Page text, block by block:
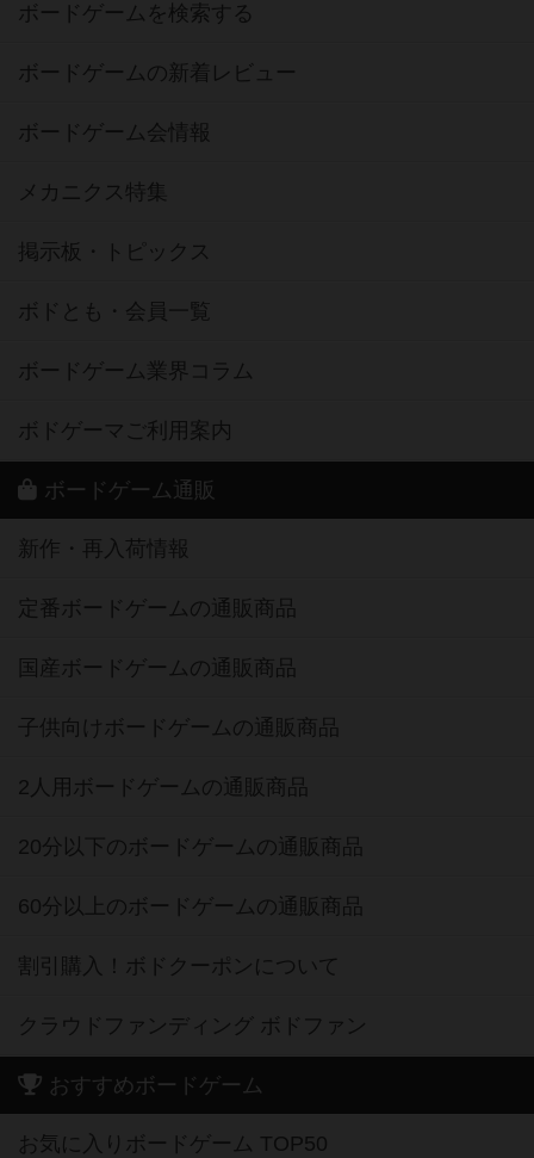
ボードゲームを検索する
ボードゲームの新着レビュー
ボードゲーム会情報
メカニクス特集
掲示板・トピックス
ボドとも・会員一覧
ボードゲーム業界コラム
ボドゲーマご利用案内
ボードゲーム通販
新作・再入荷情報
定番ボードゲームの通販商品
国産ボードゲームの通販商品
子供向けボードゲームの通販商品
2人用ボードゲームの通販商品
20分以下のボードゲームの通販商品
60分以上のボードゲームの通販商品
割引購入！ボドクーポンについて
クラウドファンディング ボドファン
おすすめボードゲーム
お気に入りボードゲーム TOP50